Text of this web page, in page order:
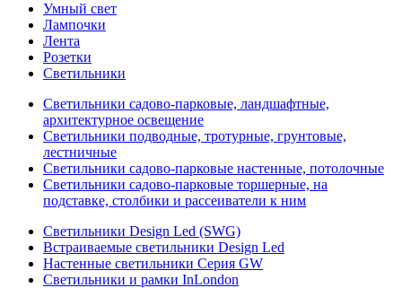
Умный свет
Лампочки
Лента
Розетки
Светильники
Светильники садово-парковые, ландшафтные,
архитектурное освещение
Светильники подводные, тротурные, грунтовые,
лестничные
Светильники садово-парковые настенные, потолочные
Светильники садово-парковые торшерные, на
подставке, столбики и рассеиватели к ним
Светильники Design Led (SWG)
Встраиваемые светильники Design Led
Настенные светильники Серия GW
Светильники и рамки InLondon